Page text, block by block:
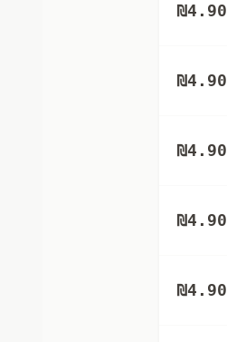
₪4.90
₪4.90
₪4.90
₪4.90
₪4.90